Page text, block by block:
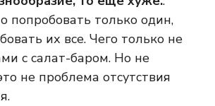
попробовать только один,
их все. Чего только не
с салат-баром. Но не
не проблема отсутствия